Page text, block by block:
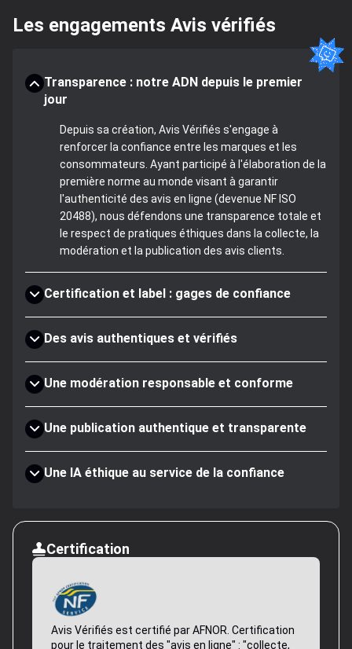
Les engagements Avis vérifiés
Transparence : notre ADN depuis le premier
jour
Depuis sa création, Avis Vérifiés s'engage à
renforcer la confiance entre les marques et les
consommateurs. Ayant participé à l'élaboration de la
première norme au monde visant à garantir
l'authenticité des avis en ligne (devenue NF ISO
20488), nous défendons une transparence totale et
le respect de pratiques éthiques dans la collecte, la
modération et la publication des avis clients.
Certification et label : gages de confiance
Des avis authentiques et vérifiés
Une modération responsable et conforme
Une publication authentique et transparente
Une IA éthique au service de la confiance
Certification
Avis Vérifiés est certifié par AFNOR. Certification
pour le traitement des "avis en ligne" : "collecte,